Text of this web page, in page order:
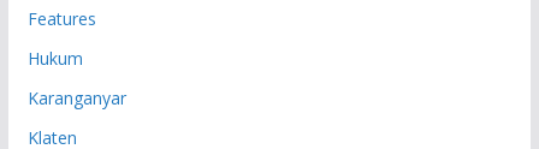
Features
Hukum
Karanganyar
Klaten